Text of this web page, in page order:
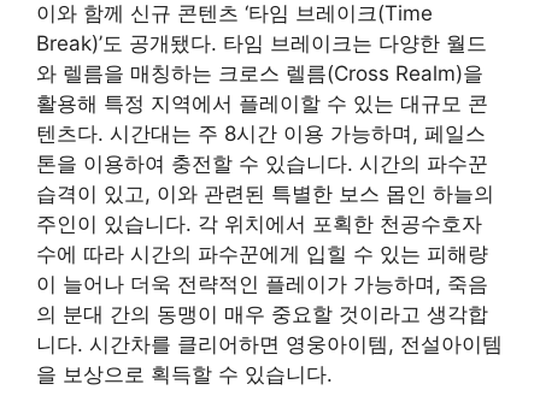
이와 함께 신규 콘텐츠 ‘타임 브레이크(Time
Break)’도 공개됐다. 타임 브레이크는 다양한 월드
와 렐름을 매칭하는 크로스 렐름(Cross Realm)을
활용해 특정 지역에서 플레이할 수 있는 대규모 콘
텐츠다. 시간대는 주 8시간 이용 가능하며, 페일스
톤을 이용하여 충전할 수 있습니다. 시간의 파수꾼
습격이 있고, 이와 관련된 특별한 보스 몹인 하늘의
주인이 있습니다. 각 위치에서 포획한 천공수호자
수에 따라 시간의 파수꾼에게 입힐 수 있는 피해량
이 늘어나 더욱 전략적인 플레이가 가능하며, 죽음
의 분대 간의 동맹이 매우 중요할 것이라고 생각합
니다. 시간차를 클리어하면 영웅아이템, 전설아이템
을 보상으로 획득할 수 있습니다.